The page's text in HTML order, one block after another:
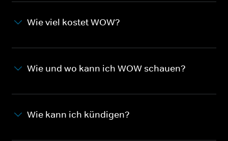
Wie viel kostet WOW?
Wie und wo kann ich WOW schauen?
Wie kann ich kündigen?